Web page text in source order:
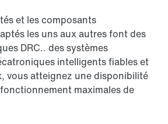
et les composants
les uns aux autres font des
DRC.. des systèmes
intelligents fiables et
vous atteignez une disponibilité
maximales de